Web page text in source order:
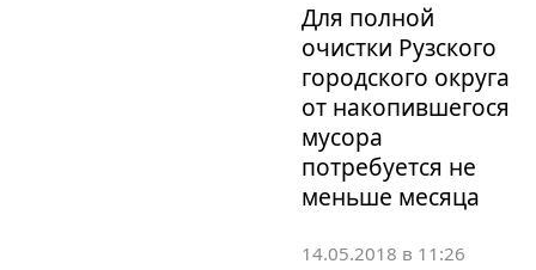
Для полной
очистки Рузского
городского округа
от накопившегося
мусора
потребуется не
меньше месяца
14.05.2018 в 11:26